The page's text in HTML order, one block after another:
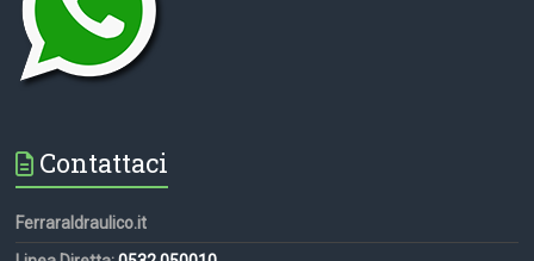
Contattaci
FerraraIdraulico.it